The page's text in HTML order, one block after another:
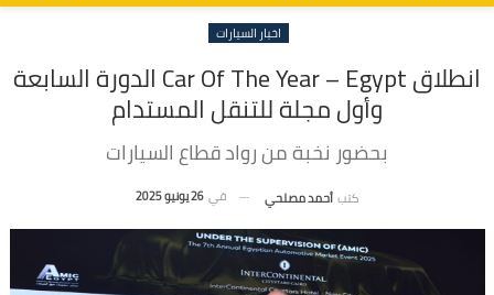
اخبار السيارات
انطلاق Car Of The Year – Egypt الدورة السابعة
وأول مجلة للتنقل المستدام
بحضور نخبة من رواد قطاع السيارات
كتب أحمد مصلحي في 26 يونيو 2025